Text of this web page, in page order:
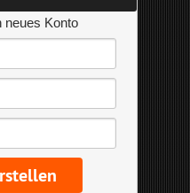
neues Konto